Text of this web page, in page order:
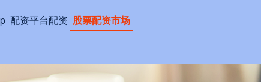
配资平台配资 股票配资市场